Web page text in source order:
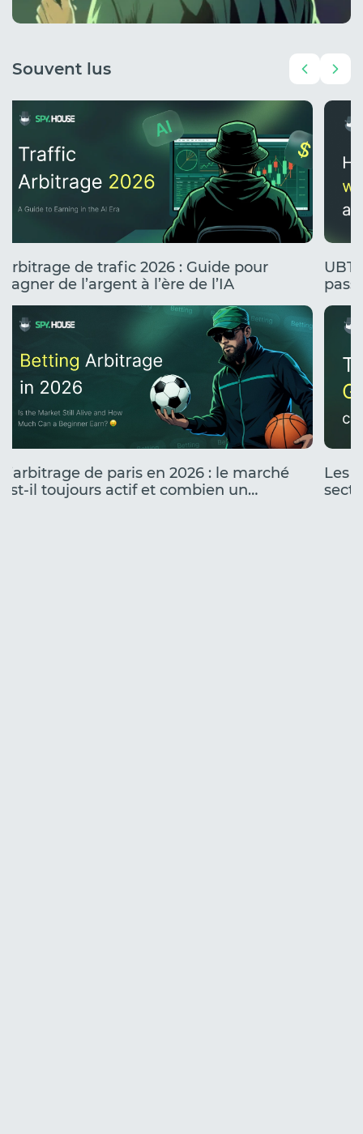
Souvent lus
Arbitrage de trafic 2026 : Guide pour
gagner de l’argent à l’ère de l’IA
L’arbitrage de paris en 2026 : le marché
est-il toujours actif et combien un
UBT
Les